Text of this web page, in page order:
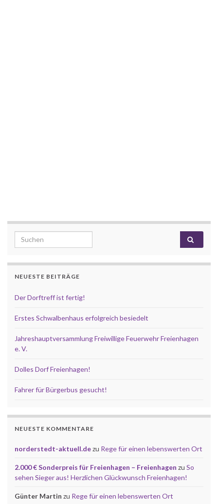
Search for:
NEUESTE BEITRÄGE
Der Dorftreff ist fertig!
Erstes Schwalbenhaus erfolgreich besiedelt
Jahreshauptversammlung Freiwillige Feuerwehr Freienhagen
e. V.
Dolles Dorf Freienhagen!
Fahrer für Bürgerbus gesucht!
NEUESTE KOMMENTARE
norderstedt-aktuell.dezu Rege für einen lebenswerten Ort
2.000 € Sonderpreis für Freienhagen – Freienhagen zu So
sehen Sieger aus! Herzlichen Glückwunsch Freienhagen!
Günter Martin zu Rege für einen lebenswerten Ort